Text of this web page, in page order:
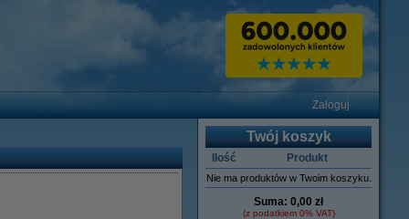
Zaloguj
Twój koszyk
Ilość Produkt
Nie ma produktów w Twoim koszyku.
Suma: 0,00 zł
(z podatkiem 0% VAT)